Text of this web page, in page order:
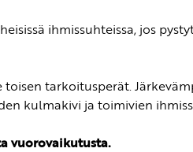
ihmissuhteissa, jos
tarkoitusperät.
kulmakivi ja toimivien
vuorovaikutusta.